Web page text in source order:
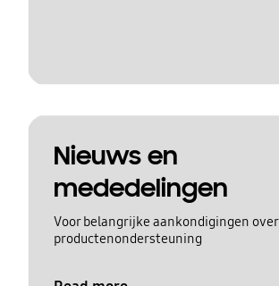
Nieuws en
mededelingen
Voor belangrijke aankondigingen over
productenondersteuning